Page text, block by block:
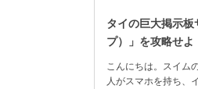
タイの巨大掲示
プ）」を攻略せよ
こんにちは。スイム
人がスマホを持ち、